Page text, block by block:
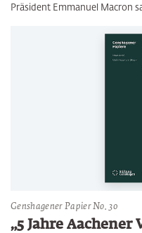
Präsident Emmanuel Macron
Genshagener Papier No. 30
„5 Jahre Aachener